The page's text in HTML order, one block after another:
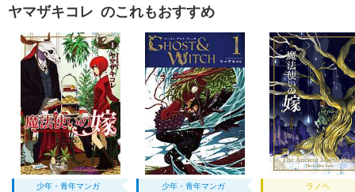
ヤマザキコレ のこれもおすすめ
少年・青年マンガ 少年・青年マンガ ラノベ